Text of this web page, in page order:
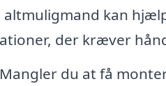
kan
der kræver
Mangler du at få